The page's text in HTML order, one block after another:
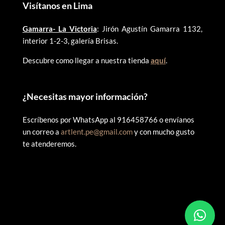
Visítanos en Lima
Gamarra- La Victoria: Jirón Agustín Gamarra 1132,
interior 1-2-3, galería Brisas.
Descubre como llegar a nuestra tienda aquí.
¿Necesitas mayor información?
Escríbenos por WhatsApp al 916458766 o envíanos
un correo a artlent.pe@gmail.comy con mucho gusto
te atenderemos.
2025 ARTLENT PERÚ – RUC:20606409207 – Todos los